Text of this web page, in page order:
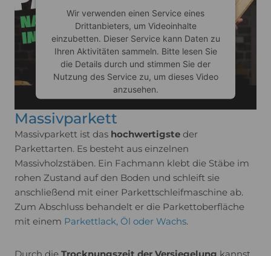
Wir verwenden einen Service eines
Drittanbieters, um Videoinhalte
einzubetten. Dieser Service kann Daten zu
Ihren Aktivitäten sammeln. Bitte lesen Sie
die Details durch und stimmen Sie der
Nutzung des Service zu, um dieses Video
anzusehen.
Mehr Informationen
Akzeptieren
powered byUsercentrics Consent
Management Platform
Massivparkett
Massivparkett ist das hochwertigste der
Parkettarten. Es besteht aus einzelnen
Massivholzstäben. Ein Fachmann klebt die Stäbe im
rohen Zustand auf den Boden und schleift sie
anschließend mit einer Parkettschleifmaschine ab.
Zum Abschluss behandelt er die Parkettoberfläche
mit einem Parkettlack, Öl oder Wachs.